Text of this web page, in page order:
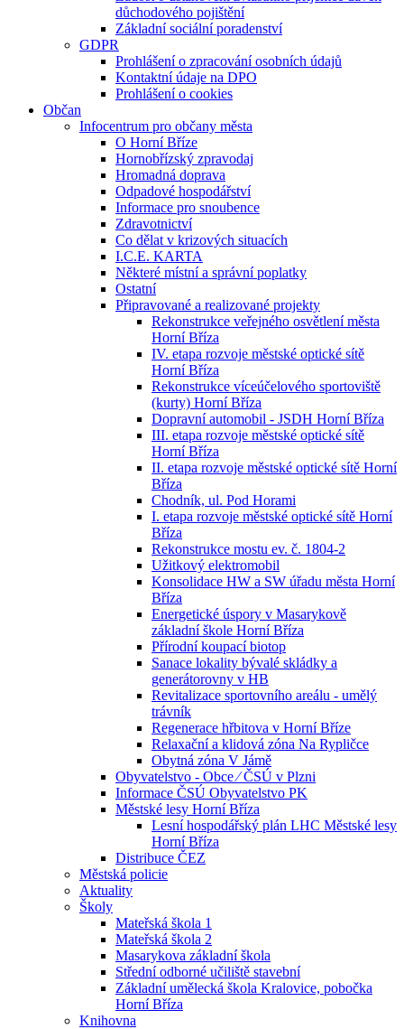
důchodového pojištění
Základní sociální poradenství
GDPR
Prohlášení o zpracování osobních údajů
Kontaktní údaje na DPO
Prohlášení o cookies
Občan
Infocentrum pro občany města
O Horní Bříze
Hornobřízský zpravodaj
Hromadná doprava
Odpadové hospodářství
Informace pro snoubence
Zdravotnictví
Co dělat v krizových situacích
I.C.E. KARTA
Některé místní a správní poplatky
Ostatní
Připravované a realizované projekty
Rekonstrukce veřejného osvětlení města
Horní Bříza
IV. etapa rozvoje městské optické sítě
Horní Bříza
Rekonstrukce víceúčelového sportoviště
(kurty) Horní Bříza
Dopravní automobil - JSDH Horní Bříza
III. etapa rozvoje městské optické sítě
Horní Bříza
II. etapa rozvoje městské optické sítě Horní
Bříza
Chodník, ul. Pod Horami
I. etapa rozvoje městské optické sítě Horní
Bříza
Rekonstrukce mostu ev. č. 1804-2
Užitkový elektromobil
Konsolidace HW a SW úřadu města Horní
Bříza
Energetické úspory v Masarykově
základní škole Horní Bříza
Přírodní koupací biotop
Sanace lokality bývalé skládky a
generátorovny v HB
Revitalizace sportovního areálu - umělý
trávník
Regenerace hřbitova v Horní Bříze
Relaxační a klidová zóna Na Rypličce
Obytná zóna V Jámě
Obyvatelstvo - Obce ⁄ ČSÚ v Plzni
Informace ČSÚ Obyvatelstvo PK
Městské lesy Horní Bříza
Lesní hospodářský plán LHC Městské lesy
Horní Bříza
Distribuce ČEZ
Městská policie
Aktuality
Školy
Mateřská škola 1
Mateřská škola 2
Masarykova základní škola
Střední odborné učiliště stavební
Základní umělecká škola Kralovice, pobočka
Horní Bříza
Knihovna